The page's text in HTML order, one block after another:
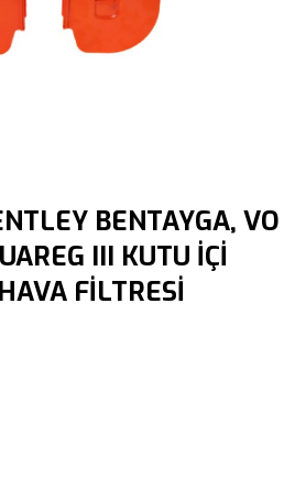
BENTAYGA, VO
III KUTU İÇİ
FİLTRESİ